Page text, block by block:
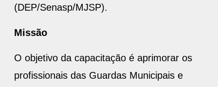
(DEP/Senasp/MJSP).
Missão
O objetivo da capacitação é aprimorar os
profissionais das Guardas Municipais e